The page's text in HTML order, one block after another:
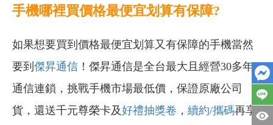
手機哪裡買價格最便宜划算有保障?
如果想要買到價格最便宜划算又有保障的手機當然
要到 傑昇通信 ！傑昇通信是全台最大且經營30多年
通信連鎖，挑戰手機市場最低價，保證原廠公司
貨，還送千元尊榮卡及好禮抽獎卷 ， 續約/攜碼再享